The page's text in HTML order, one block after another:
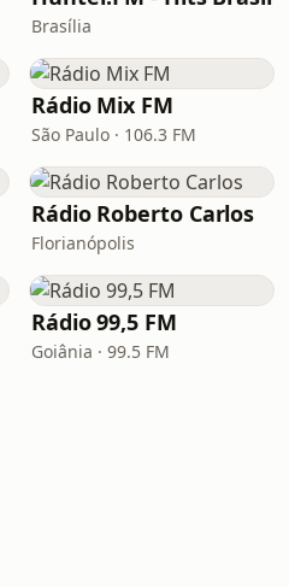
Brasília
Rádio Mix FM
São Paulo · 106.3 FM
Rádio Roberto Carlos
Florianópolis
Rádio 99,5 FM
Goiânia · 99.5 FM